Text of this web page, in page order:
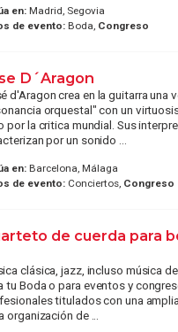
en:Madrid, Segovia
de evento:Boda, Congreso
D´Aragon
d'Aragon crea en la guitarra una
orquestal" con un
por la critica mundial. Sus
por un sonido ...
en:Barcelona, Málaga
de evento:Conciertos, Congreso
de cuerda para
clásica, jazz, incluso música
tu Boda o para eventos y
titulados con una
organización de ...